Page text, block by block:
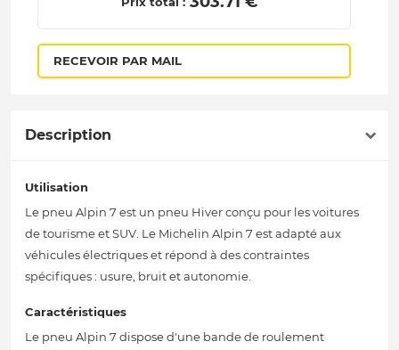
RECEVOIR PAR MAIL
Description
Utilisation
Le pneu Alpin 7 est un pneu Hiver conçu pour les voitures
de tourisme et SUV. Le Michelin Alpin 7 est adapté aux
véhicules électriques et répond à des contraintes
spécifiques : usure, bruit et autonomie.
Caractéristiques
Le pneu Alpin 7 dispose d'une bande de roulement